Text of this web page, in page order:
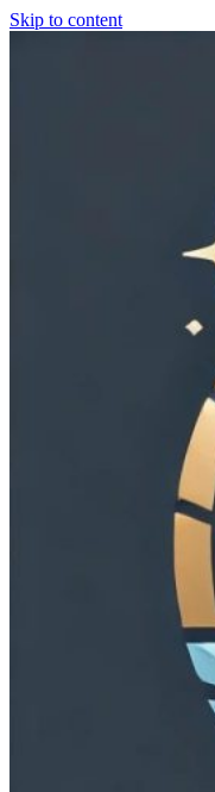
Skip to content